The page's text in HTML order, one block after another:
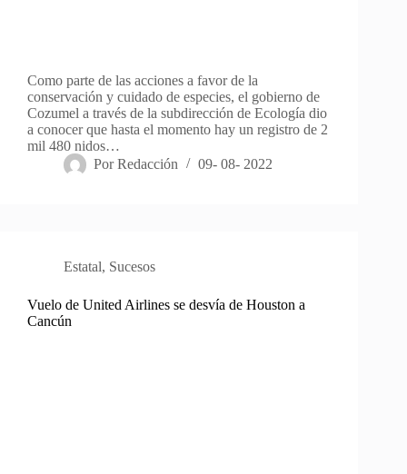
Como parte de las acciones a favor de la
conservación y cuidado de especies, el gobierno de
Cozumel a través de la subdirección de Ecología dio
a conocer que hasta el momento hay un registro de 2
mil 480 nidos…
Por Redacción 09- 08- 2022
Estatal, Sucesos
Vuelo de United Airlines se desvía de Houston a
Cancún